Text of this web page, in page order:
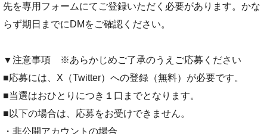
先を専用フォームにてご登録いただく必要があります。かな
らず期日までにDMをご確認ください。
▼注意事項 ※あらかじめご了承のうえご応募ください
■応募には、X（Twitter）への登録（無料）が必要です。
■当選はおひとりにつき１口までとなります。
■以下の場合は、応募をお受けできません。
・非公開アカウントの場合